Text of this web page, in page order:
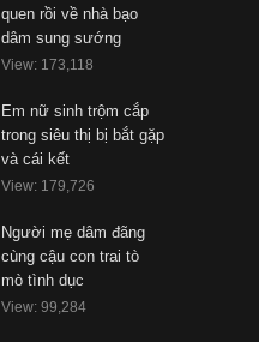
quen rồi về nhà bạo
dâm sung sướng
View: 173,118
Em nữ sinh trộm cắp
trong siêu thị bị bắt gặp
và cái kết
View: 179,726
Người mẹ dâm đãng
cùng cậu con trai tò
mò tình dục
View: 99,284